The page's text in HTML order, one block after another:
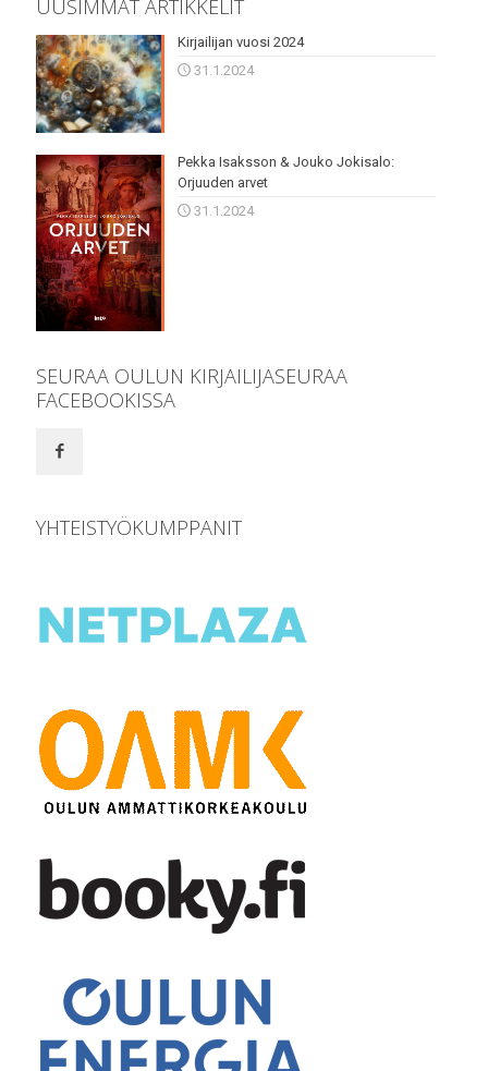
UUSIMMAT ARTIKKELIT
Kirjailijan vuosi 2024
31.1.2024
Pekka Isaksson & Jouko Jokisalo:
Orjuuden arvet
31.1.2024
SEURAA OULUN KIRJAILIJASEURAA
FACEBOOKISSA
YHTEISTYÖKUMPPANIT